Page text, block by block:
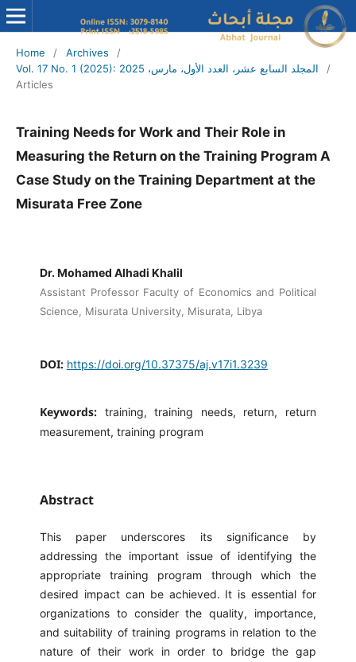
Home / Archives
/
Vol. 17 No. 1 (2025): المجلد السابع عشر، العدد الأول، مارس، 2025
/
Articles
Training Needs for Work and Their Role in
Measuring the Return on the Training Program A
Case Study on the Training Department at the
Misurata Free Zone
Dr. Mohamed Alhadi Khalil
Assistant Professor Faculty of Economics and Political
Science, Misurata University, Misurata, Libya
DOI: https://doi.org/10.37375/aj.v17i1.3239
Keywords: training, training needs, return, return
measurement, training program
Abstract
This paper underscores its significance by
addressing the important issue of identifying the
appropriate training program through which the
desired impact can be achieved. It is essential for
organizations to consider the quality, importance,
and suitability of training programs in relation to the
nature of their work in order to bridge the gap